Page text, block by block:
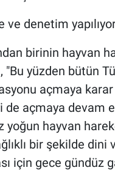
denetim
birinin hayvan
"Bu yüzden bütün
açmaya
de açmaya devam
yoğun hayvan
bir şekilde dini
için gece gündüz